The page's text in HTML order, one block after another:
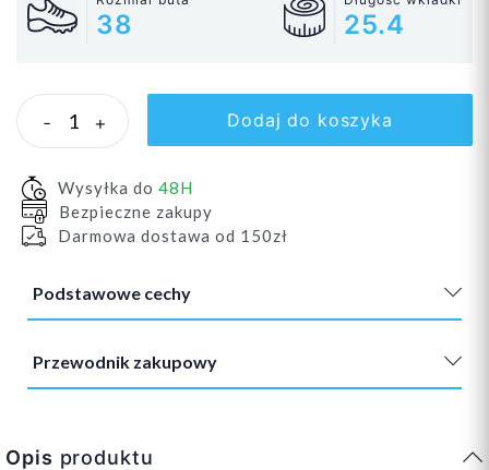
38 25.4
- + Dodaj do koszyka
Wysyłka do 48H
Bezpieczne zakupy
Darmowa dostawa od 150zł
Podstawowe cechy
Przewodnik zakupowy
Opis produktu